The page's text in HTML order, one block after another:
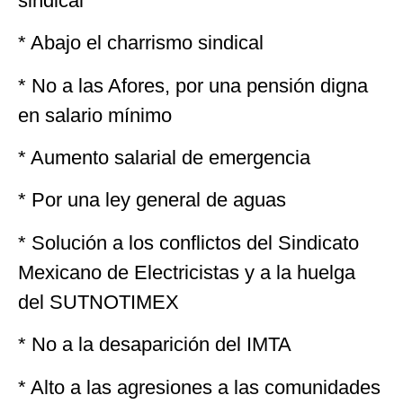
* Abajo el charrismo sindical
* No a las Afores, por una pensión digna
en salario mínimo
* Aumento salarial de emergencia
* Por una ley general de aguas
* Solución a los conflictos del Sindicato
Mexicano de Electricistas y a la huelga
del SUTNOTIMEX
* No a la desaparición del IMTA
* Alto a las agresiones a las comunidades